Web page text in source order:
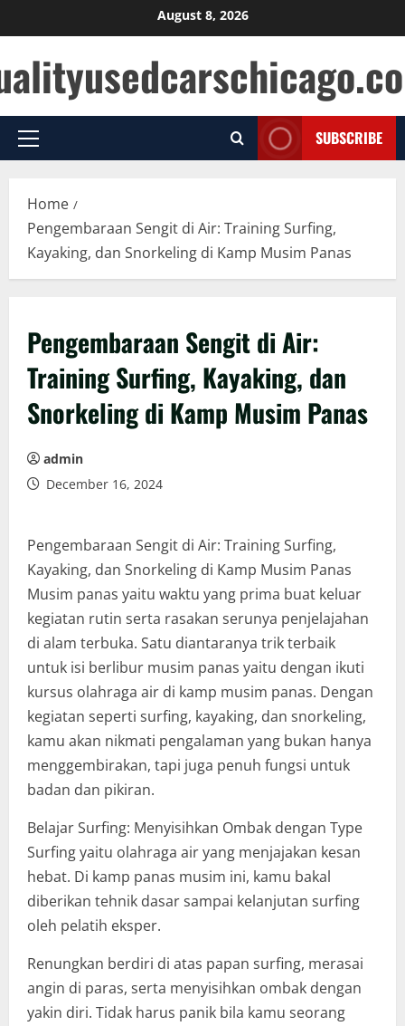
to
content
August 8, 2026
Primary
SUBSCRIBE
Home
Pengembaraan Sengit di Air: Training Surfing,
Kayaking, dan Snorkeling di Kamp Musim Panas
Pengembaraan Sengit di Air:
Training Surfing, Kayaking, dan
Snorkeling di Kamp Musim Panas
admin
December 16, 2024
Pengembaraan Sengit di Air: Training Surfing,
Kayaking, dan Snorkeling di Kamp Musim Panas
Musim panas yaitu waktu yang prima buat keluar
kegiatan rutin serta rasakan serunya penjelajahan
di alam terbuka. Satu diantaranya trik terbaik
untuk isi berlibur musim panas yaitu dengan ikuti
kursus olahraga air di kamp musim panas. Dengan
kegiatan seperti surfing, kayaking, dan snorkeling,
kamu akan nikmati pengalaman yang bukan hanya
menggembirakan, tapi juga penuh fungsi untuk
badan dan pikiran.
Belajar Surfing: Menyisihkan Ombak dengan Type
Surfing yaitu olahraga air yang menjajakan kesan
hebat. Di kamp panas musim ini, kamu bakal
diberikan tehnik dasar sampai kelanjutan surfing
oleh pelatih eksper.
Renungkan berdiri di atas papan surfing, merasai
angin di paras, serta menyisihkan ombak dengan
yakin diri. Tidak harus panik bila kamu seorang